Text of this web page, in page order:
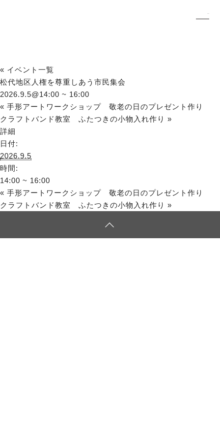
« イベント一覧
松代地区人権を尊重しあう市民集会
2026.9.5@14:00 ~ 16:00
« 手形アートワークショップ 敬老の日のプレゼント作り
クラフトバンド教室 ふたつきの小物入れ作り »
詳細
日付:
2026.9.5
時間:
14:00 ~ 16:00
« 手形アートワークショップ 敬老の日のプレゼント作り
クラフトバンド教室 ふたつきの小物入れ作り »